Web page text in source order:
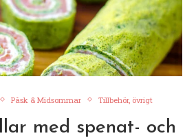
Påsk & Midsommar Tillbehör, övrigt
med spenat- och